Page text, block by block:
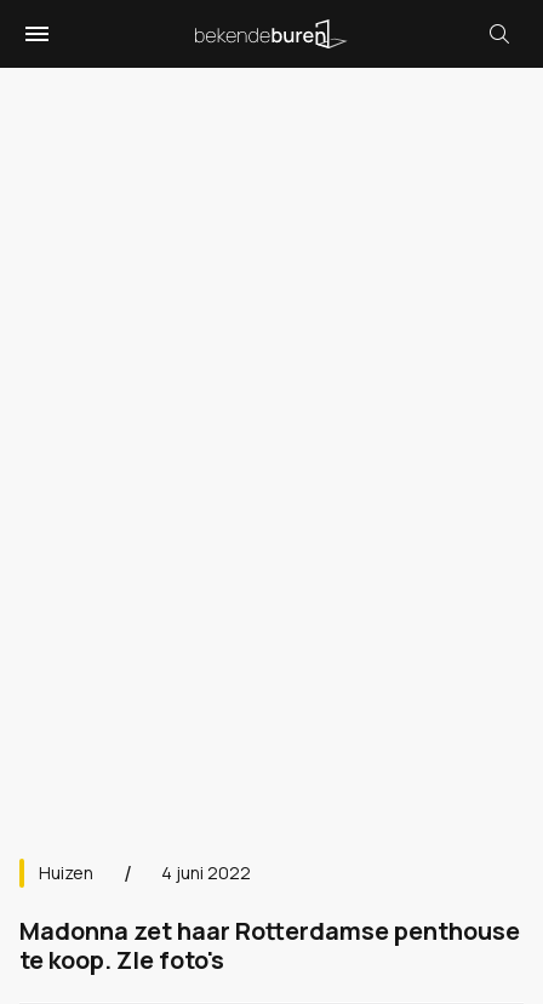
Huizen 4 juni 2022
Madonna zet haar Rotterdamse penthouse
te koop. ZIe foto's